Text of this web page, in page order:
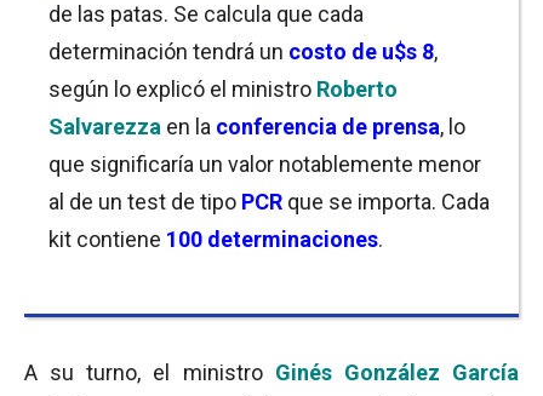
de las patas. Se calcula que cada
determinación tendrá un costo de u$s 8,
según lo explicó el ministro Roberto
Salvarezza en la conferencia de prensa, lo
que significaría un valor notablemente menor
al de un test de tipo PCR que se importa. Cada
kit contiene 100 determinaciones.
A su turno, el ministro Ginés González García